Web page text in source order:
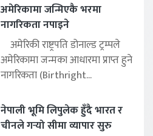
अमेरिकामा जन्मिएकै भरमा
नागरिकता नपाइने
अमेरिकी राष्ट्रपति डोनाल्ड ट्रम्पले
अमेरिकामा जन्मका आधारमा प्राप्त हुने
नागरिकता (Birthright...
नेपाली भूमि लिपुलेक हुँदै भारत र
चीनले गर्‍यो सीमा व्यापार सुरु